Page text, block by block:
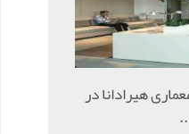
هیرادانا در